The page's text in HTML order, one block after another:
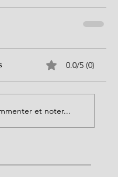
0.0/5 (0)
et noter...